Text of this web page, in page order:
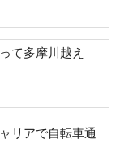
て多摩川越え
リアで自転車通